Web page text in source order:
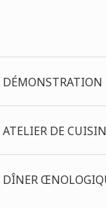
DÉMONSTRATION
ATELIER DE
DÎNER